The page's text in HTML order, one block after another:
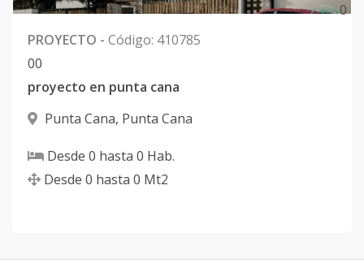
0
PROYECTO - Código: 410785
00
proyecto en punta cana
Punta Cana, Punta Cana
Desde 0 hasta 0 Hab.
Desde 0 hasta 0 Mt2